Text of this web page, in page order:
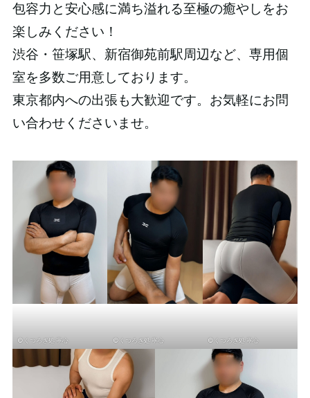
包容力と安心感に満ち溢れる至極の癒やしをお
楽しみください！
渋谷・笹塚駅、新宿御苑前駅周辺など、専用個
室を多数ご用意しております。
東京都内への出張も大歓迎です。お気軽にお問
い合わせくださいませ。
©くつろぎ処 寧心 ©くつろぎ処 寧心 ©くつろぎ処 寧心